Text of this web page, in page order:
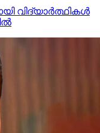
വിദ്യാര്‍ത്ഥികള്‍